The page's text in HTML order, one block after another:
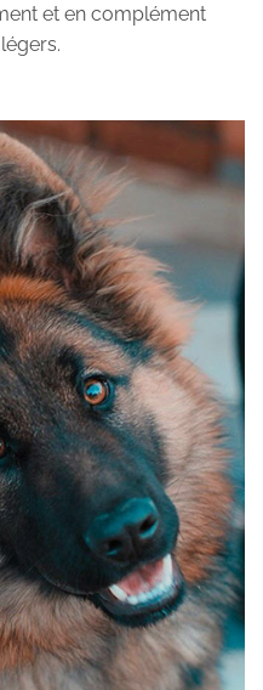
et en complément